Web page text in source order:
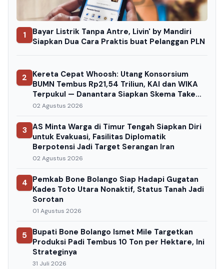
1
Bayar Listrik Tanpa Antre, Livin' by Mandiri
Siapkan Dua Cara Praktis buat Pelanggan PLN
2
Kereta Cepat Whoosh: Utang Konsorsium
BUMN Tembus Rp21,54 Triliun, KAI dan WIKA
Terpukul — Danantara Siapkan Skema Take
Over
02 Agustus 2026
3 AS Minta Warga di Timur Tengah Siapkan Diri
untuk Evakuasi, Fasilitas Diplomatik
Berpotensi Jadi Target Serangan Iran
02 Agustus 2026
4 Pemkab Bone Bolango Siap Hadapi Gugatan
Kades Toto Utara Nonaktif, Status Tanah Jadi
Sorotan
01 Agustus 2026
5
Bupati Bone Bolango Ismet Mile Targetkan
Produksi Padi Tembus 10 Ton per Hektare, Ini
Strateginya
31 Juli 2026